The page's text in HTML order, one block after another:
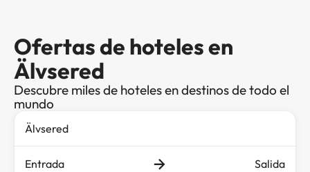
Ofertas de hoteles en
Älvsered
Descubre miles de hoteles en destinos de todo el
mundo
Entrada Salida